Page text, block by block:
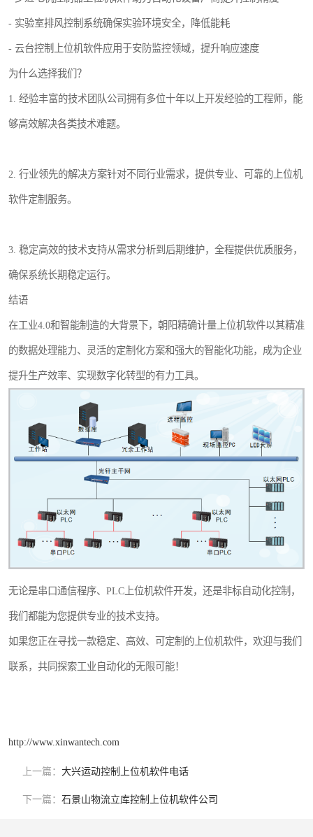
- 实验室排风控制系统确保实验环境安全，降低能耗
- 云台控制上位机软件应用于安防监控领域，提升响应速度
为什么选择我们？
1. 经验丰富的技术团队公司拥有多位十年以上开发经验的工程师，能
够高效解决各类技术难题。
2. 行业领先的解决方案针对不同行业需求，提供专业、可靠的上位机
软件定制服务。
3. 稳定高效的技术支持从需求分析到后期维护，全程提供优质服务，
确保系统长期稳定运行。
结语
在工业4.0和智能制造的大背景下，朝阳精确计量上位机软件以其精准
的数据处理能力、灵活的定制化方案和强大的智能化功能，成为企业
提升生产效率、实现数字化转型的有力工具。
无论是串口通信程序、PLC上位机软件开发，还是非标自动化控制，
我们都能为您提供专业的技术支持。
如果您正在寻找一款稳定、高效、可定制的上位机软件，欢迎与我们
联系，共同探索工业自动化的无限可能！
http://www.xinwantech.com
上一篇： 大兴运动控制上位机软件电话
下一篇： 石景山物流立库控制上位机软件公司